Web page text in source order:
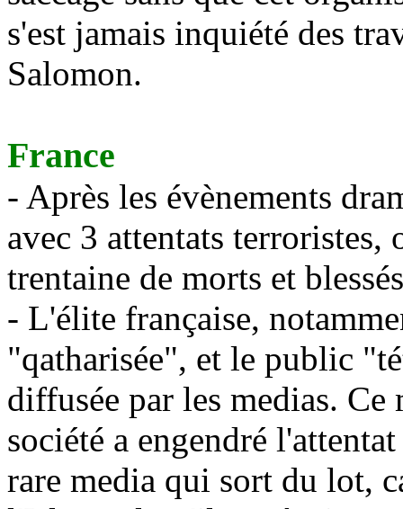
s'est jamais inquiété des
Salomon.
France
- Après les évènements
avec 3 attentats terroristes,
trentaine de morts et
- L'élite française,
"qatharisée", et le public
diffusée par les medias.
société a engendré
rare media qui sort du lot,